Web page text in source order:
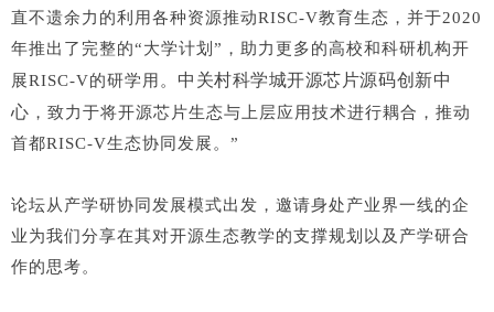
直不遗余力的利用各种资源推动RISC-V教育生态，并于2020
年推出了完整的“大学计划”，助力更多的高校和科研机构开
展RISC-V的研学用。 中关村科学城开源芯片源码创新中
心 ，致力于将开源芯片生态与上层应用技术进行耦合，推动
首都RISC-V生态协同发展。”
论坛从产学研协同发展模式出发，邀请身处产业界一线的企
业为我们分享在其对开源生态教学的支撑规划以及产学研合
作的思考。